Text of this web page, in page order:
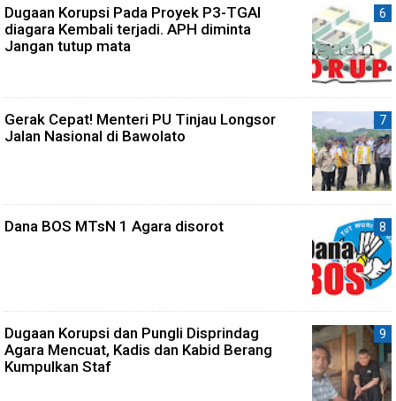
Dugaan Korupsi Pada Proyek P3-TGAI
diagara Kembali terjadi. APH diminta
Jangan tutup mata
Gerak Cepat! Menteri PU Tinjau Longsor
Jalan Nasional di Bawolato
Dana BOS MTsN 1 Agara disorot
Dugaan Korupsi dan Pungli Disprindag
Agara Mencuat, Kadis dan Kabid Berang
Kumpulkan Staf